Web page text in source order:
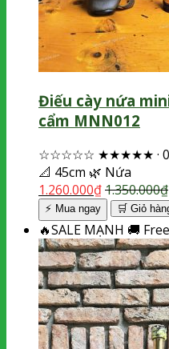
Điếu cày nứa
cẩm MNN012
☆☆☆☆☆ ★★★★★ ·
📐 45cm 🌿 Nứa
1.260.000₫1.350.000₫
⚡ Mua ngay 🛒 Giỏ
🔥SALE MẠNH 🚚